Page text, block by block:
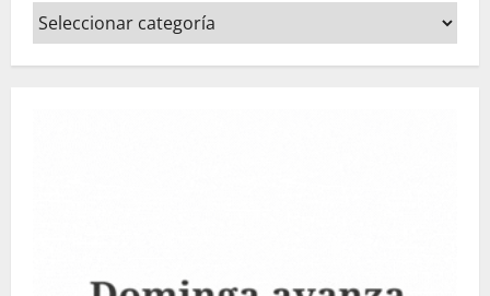
Categorías